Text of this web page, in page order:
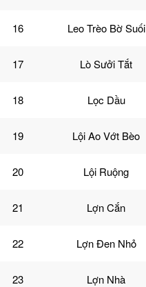
16 Leo Trèo Bờ Suối
17 Lò Sưởi Tắt
18 Lọc Dầu
19 Lội Ao Vớt Bèo
20 Lội Ruộng
21 Lợn Cắn
22 Lợn Đen Nhỏ
23 Lợn Nhà